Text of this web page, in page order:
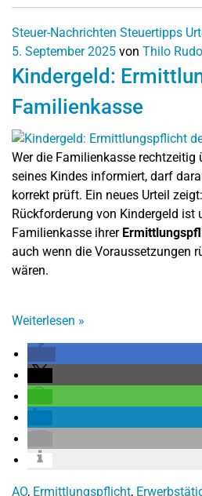
Steuer-Nachrichten Steuertipps
5. September 2025 von Thilo
Kindergeld:
Familienkasse
Wer die Familienkasse rechtzeitig
seines Kindes informiert, darf
korrekt prüft. Ein neues Urteil
Rückforderung von Kindergeld ist
Familienkasse ihrer
auch wenn die Voraussetzungen
wären.
Weiterlesen »
AO, Ermittlungspflicht,